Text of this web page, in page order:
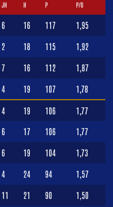
JH H P P/O
6 16 117 1,95
2 18 115 1,92
7 16 112 1,87
4 19 107 1,78
4 19 106 1,77
6 17 106 1,77
6 19 104 1,73
4 24 94 1,57
11 21 90 1,50